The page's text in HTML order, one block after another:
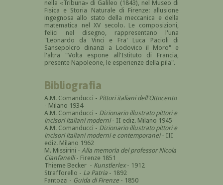
nella «Tribuna» di Galileo (1843), nel Museo di
Fisica e Storia Naturale di Firenze: allusione
ingegnosa allo stato della meccanica e della
matematica nel XV secolo. Le composizioni,
felici nel disegno, rappresentano l'una
"Leonardo da Vinci e Fra' Luca Pacioli di
Sansepolcro dinanzi a Lodovico il Moro" e
l'altra "Volta espone all'Istituto di Francia,
presente Napoleone, le esperienze della pila".
Bibliografia
A.M. Comanducci - Pittori italiani dell'Ottocento
- Milano 1934
A.M. Comanducci - Dizionario illustrato pittori e
incisori italiani moderni- II ediz. Milano 1945
A.M. Comanducci - Dizionario illustrato pittori e
incisori italiani moderni e contemporanei- III
ediz. Milano 1962
M. Missirini - Alla memoria del professor Nicola
Cianfanelli- Firenze 1851
Thieme Becker - Kunstlerlex- 1912
Strafforello - La Patria - 1892
Fantozzi - Guida di Firenze - 1850